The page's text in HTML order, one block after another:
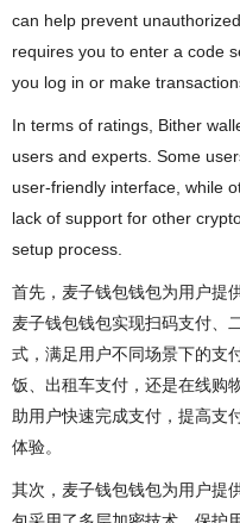
can help prevent
requires you to enter a code
you log in or make
In terms of ratings, Bither
users and experts. Some
user-friendly interface, while
lack of support for other
setup process.
首先，麦子钱包钱包为用户提
麦子钱包钱包实现扫码支付、
式，满足用户不同场景下的支
饭、出租车支付，还是在线购
助用户快速完成支付，提高支
体验。
其次，麦子钱包钱包为用户提